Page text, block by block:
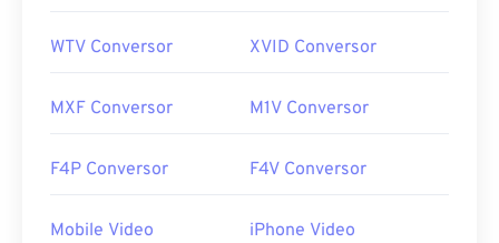
WTV Conversor XVID Conversor
MXF Conversor M1V Conversor
F4P Conversor F4V Conversor
Mobile Video
iPhone Video